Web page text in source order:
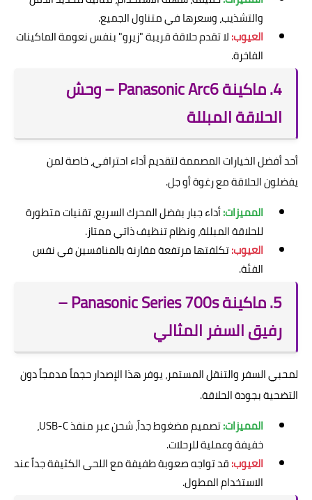
والتشذيب، وسعرها في متناول الجميع.
العيوب:لا تقدم حلاقة قريبة "زيرو" بنفس نعومة الماكينات
الفاخرة.
4. ماكينة Panasonic Arc6 – وحش
الحلاقة المبللة
أحد أفضل الخيارات المصممة لتقديم أداء احترافي، خاصة لمن
يفضلون الحلاقة مع رغوة أو جل.
المميزات:أداء جبار بفضل المحرك السريع، تقنيات متطورة
للحلاقة المبللة، ونظام تنظيف ذاتي ممتاز.
العيوب:تكلفتها مرتفعة مقارنة بالمنافسين في نفس
الفئة.
5. ماكينة Panasonic Series 700s –
رفيق السفر المثالي
لمحبي السفر والتنقل المستمر، يوفر هذا الإصدار حجماً مدمجاً دون
التضحية بجودة الحلاقة.
المميزات:
تصميم مضغوط جداً، شحن عبر منفذ USB-C،
خفيفة وعملية للرحلات.
العيوب:قد تواجه صعوبة طفيفة مع اللحى الكثيفة جداً عند
الاستخدام المطول.